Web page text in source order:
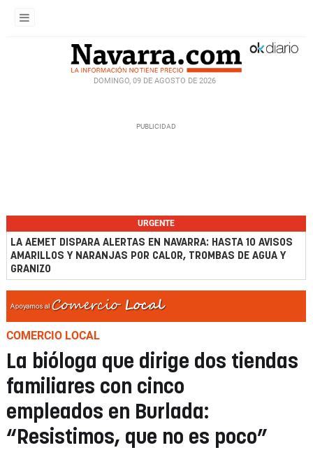
DOMINGO, 09 DE AGOSTO DE 2026
URGENTE
LA AEMET DISPARA ALERTAS EN NAVARRA: HASTA 10 AVISOS
AMARILLOS Y NARANJAS POR CALOR, TROMBAS DE AGUA Y
GRANIZO
COMERCIO LOCAL
La bióloga que dirige dos tiendas
familiares con cinco
empleados en Burlada:
“Resistimos, que no es poco”